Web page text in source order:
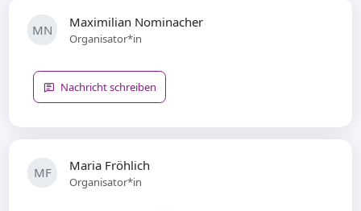
MN Maximilian Nominacher
Organisator*in
Nachricht schreiben
MF Maria Fröhlich
Organisator*in